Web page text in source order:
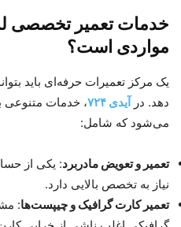
خدمات تعمیر تخصصی
مواردی است؟
یک مرکز تعمیرات حرفه‌ای باید
دهد. در
آیدی ۷۲۴
، خدمات متنوعی
می‌شود که شامل:
تعمیر و تعویض مادربرد: یکی از
نیاز به تخصص بالایی دارد.
تعمیر کارت گرافیک و چیپست‌ها: